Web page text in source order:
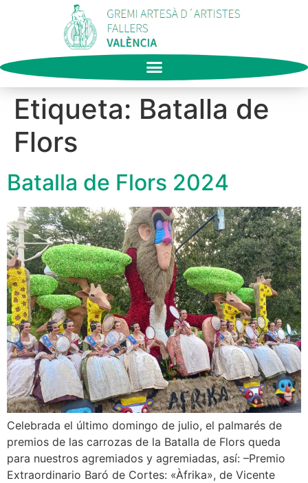
Etiqueta: Batalla de
Flors
Batalla de Flors 2024
Celebrada el último domingo de julio, el palmarés de
premios de las carrozas de la Batalla de Flors queda
para nuestros agremiados y agremiadas, así: –Premio
Extraordinario Baró de Cortes: «Àfrika», de Vicente